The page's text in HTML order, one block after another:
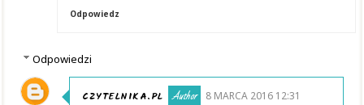
Odpowiedz
Odpowiedzi
CZYTELNIKA.PL 8 MARCA 2016 12:31